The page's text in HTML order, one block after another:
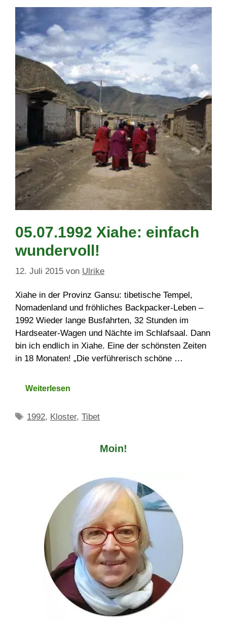
05.07.1992 Xiahe: einfach
wundervoll!
12. Juli 2015 von Ulrike
Xiahe in der Provinz Gansu: tibetische Tempel,
Nomadenland und fröhliches Backpacker-Leben –
1992 Wieder lange Busfahrten, 32 Stunden im
Hardseater-Wagen und Nächte im Schlafsaal. Dann
bin ich endlich in Xiahe. Eine der schönsten Zeiten
in 18 Monaten! „Die verführerisch schöne …
Weiterlesen
Schlagwörter
1992, Kloster,Tibet
Moin!